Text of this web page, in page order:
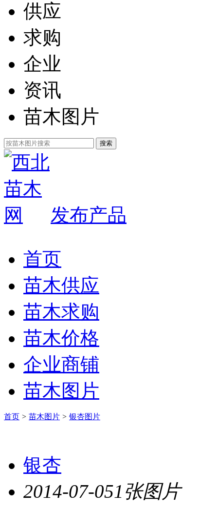
供应
求购
企业
资讯
苗木图片
发布产品
首页
苗木供应
苗木求购
苗木价格
企业商铺
苗木图片
首页 > 苗木图片 > 银杏图片
银杏
2014-07-051张图片